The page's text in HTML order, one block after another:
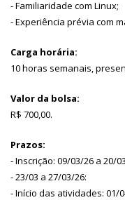
- Familiaridade com Linux;
- Experiência prévia com
Carga horária:
10 horas semanais,
Valor da bolsa:
R$ 700,00.
Prazos:
- Inscrição: 09/03/26 a 20/
- 23/03 a 27/03/26:
- Início das atividades: 01/